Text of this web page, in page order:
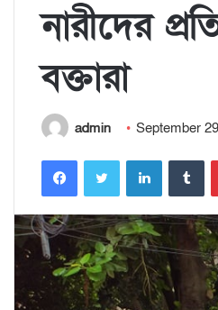
নারীদের
বক্তারা
admin September